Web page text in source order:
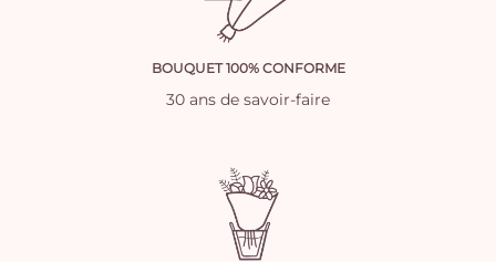
BOUQUET 100% CONFORME
30 ans de savoir-faire